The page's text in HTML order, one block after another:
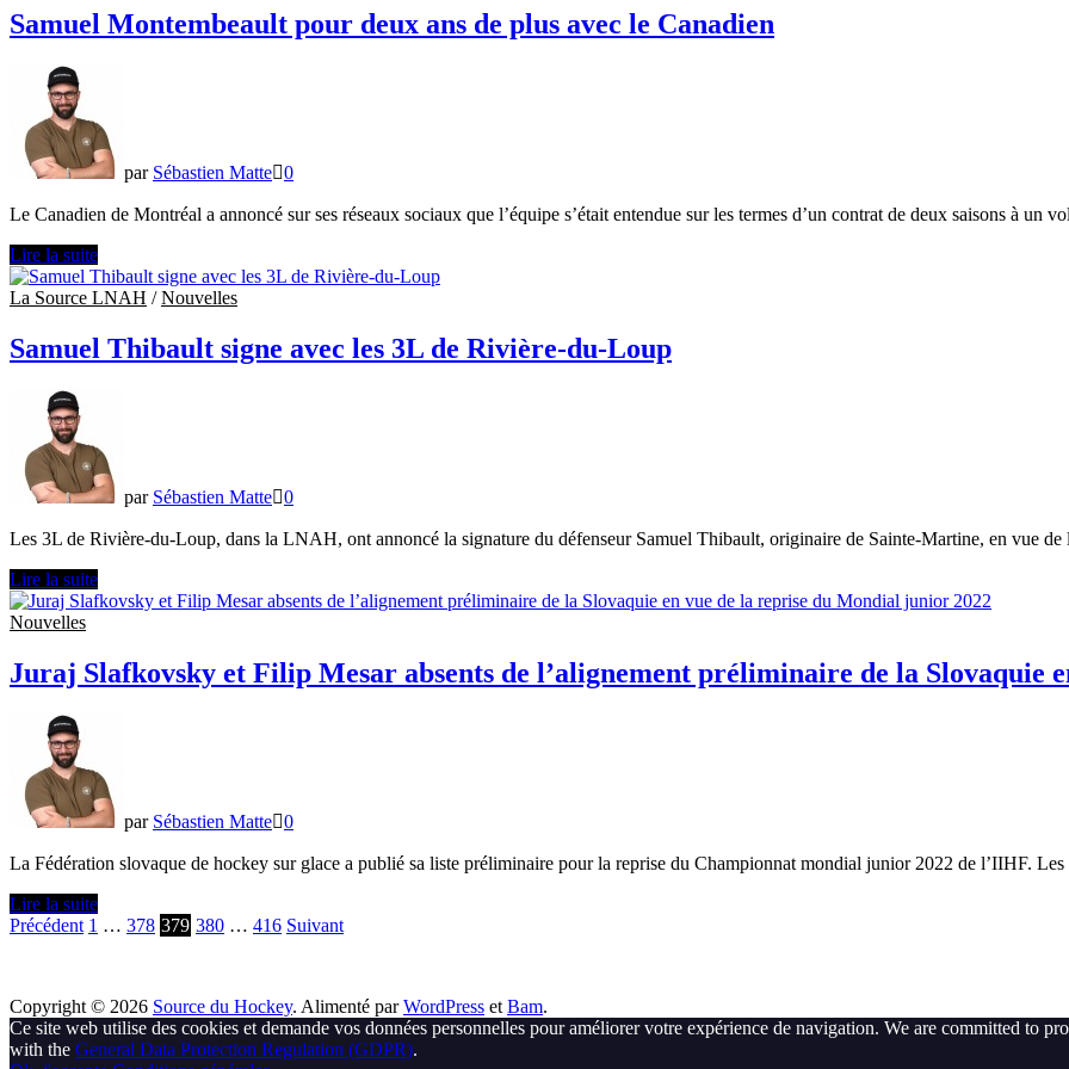
les
Comets
Samuel Montembeault pour deux ans de plus avec le Canadien
par Sébastien Matte 0
Le Canadien de Montréal a annoncé sur ses réseaux sociaux que l’équipe s’était entendue sur les termes d’un contrat de deux saisons à un
Samuel
Montembeault
pour
ans
de
Canadien
Lire la suite
La Source LNAH /Nouvelles
Samuel Thibault signe avec les 3L de Rivière-du-Loup
par Sébastien Matte 0
Les 3L de Rivière-du-Loup, dans la LNAH, ont annoncé la signature du défenseur Samuel Thibault, originaire de Sainte-Martine, en vue
Samuel
Thibault
signe
les
3L
Rivière-
Loup
Lire la suite
Nouvelles
Juraj Slafkovsky et Filip Mesar absents de l’alignement préliminaire de la Slovaquie
par Sébastien Matte 0
La Fédération slovaque de hockey sur glace a publié sa liste préliminaire pour la reprise du Championnat mondial junior 2022 de l’IIHF.
Juraj
Slafkovsky
absents
de
l’alignement
Lire la suite
Pagination
publications
Précédent 1 … 378 379 380 … 416 Suivant
Copyright © 2026 Source du Hockey. Alimenté parWordPress et Bam.
Ce site web utilise des cookies et demande vos données personnelles pour améliorer votre expérience de navigation. We are committed to
with the General Data Protection Regulation (GDPR).